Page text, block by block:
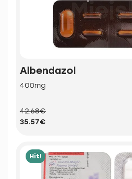
Albendazol
400mg
42.68€
35.57€
Hit!